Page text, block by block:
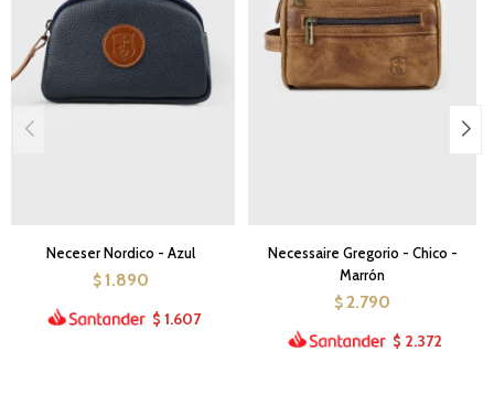
Neceser Nordico - Azul
$ 1.890
$ 1.607
Necessaire Gregorio - Chico -
Marrón
$ 2.790
$ 2.372